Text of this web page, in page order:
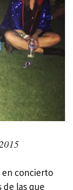
concierto
de las que